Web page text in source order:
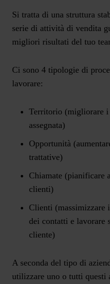
Si tratta di una struttura
serie di attività di vendita
migliori risultati del tuo
Ci sono 4 tipologie di
lavorare:
Territorio (migliorare i
assegnata)
Opportunità
trattative)
Chiamate (pianificare
clienti)
Clienti (massimizzare
dei contatti e lavorare
cliente)
A seconda del tipo di
utilizzare uno o tutti questi